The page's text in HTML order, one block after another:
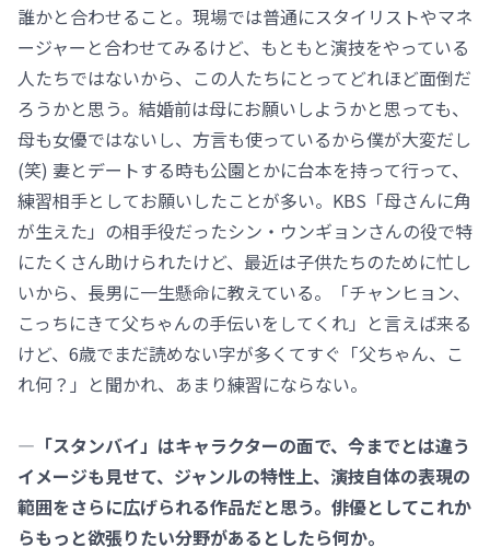
誰かと合わせること。現場では普通にスタイリストやマネ
ージャーと合わせてみるけど、もともと演技をやっている
人たちではないから、この人たちにとってどれほど面倒だ
ろうかと思う。結婚前は母にお願いしようかと思っても、
母も女優ではないし、方言も使っているから僕が大変だし
(笑) 妻とデートする時も公園とかに台本を持って行って、
練習相手としてお願いしたことが多い。KBS「母さんに角
が生えた」の相手役だったシン・ウンギョンさんの役で特
にたくさん助けられたけど、最近は子供たちのために忙し
いから、長男に一生懸命に教えている。「チャンヒョン、
こっちにきて父ちゃんの手伝いをしてくれ」と言えば来る
けど、6歳でまだ読めない字が多くてすぐ「父ちゃん、こ
れ何？」と聞かれ、あまり練習にならない。
―「スタンバイ」はキャラクターの面で、今までとは違う
イメージも見せて、ジャンルの特性上、演技自体の表現の
範囲をさらに広げられる作品だと思う。俳優としてこれか
らもっと欲張りたい分野があるとしたら何か。